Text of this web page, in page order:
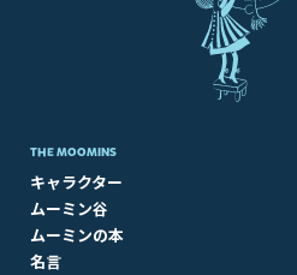
THE MOOMINS
キャラクター
ムーミン谷
ムーミンの本
名言